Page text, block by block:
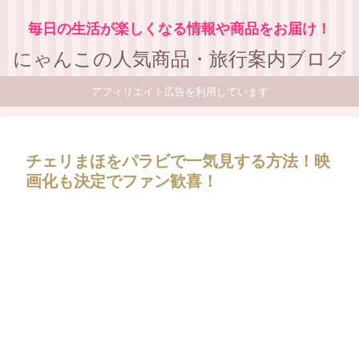
毎日の生活が楽しくなる情報や商品をお届け！
にゃんこの人気商品・旅行案内ブログ
アフィリエイト広告を利用しています
チェリまほをパラビで一気見する方法！映
画化も決定でファン歓喜！